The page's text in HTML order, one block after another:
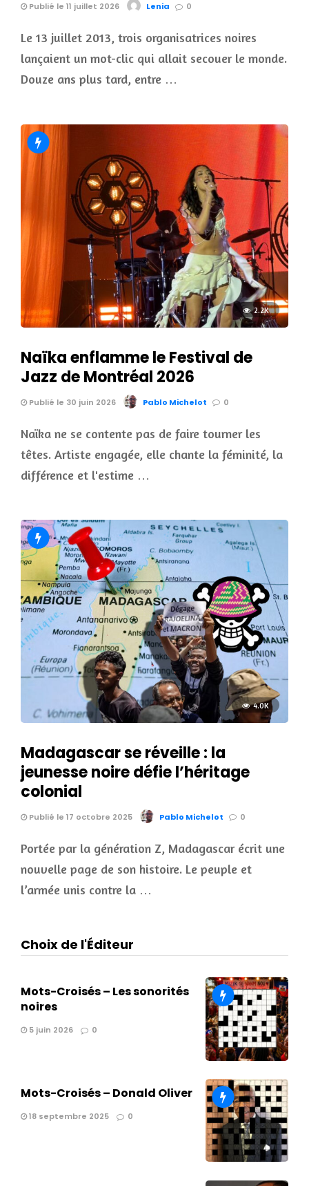
Publié le 11 juillet 2026 Lenia 0
Le 13 juillet 2013, trois organisatrices noires
lançaient un mot-clic qui allait secouer le monde.
Douze ans plus tard, entre …
2.2K
Naïka enflamme le Festival de
Jazz de Montréal 2026
Publié le 30 juin 2026 Pablo Michelot 0
Naïka ne se contente pas de faire tourner les
têtes. Artiste engagée, elle chante la féminité, la
différence et l'estime …
4.0K
Madagascar se réveille : la
jeunesse noire défie l’héritage
colonial
Publié le 17 octobre 2025 Pablo Michelot 0
Portée par la génération Z, Madagascar écrit une
nouvelle page de son histoire. Le peuple et
l’armée unis contre la …
Choix de l'Éditeur
Mots-Croisés – Les sonorités
noires
5 juin 2026 0
Mots-Croisés – Donald Oliver
18 septembre 2025 0